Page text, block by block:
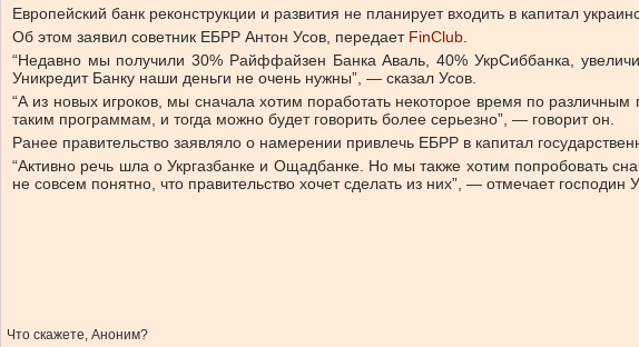
Европейский банк реконструкции и развития не планирует входить в капитал
Об этом заявил советник ЕБРР Антон Усов, передает FinClub
“Недавно мы получили 30% Райффайзен Банка Аваль, 40% УкрСиббанка,
Уникредит Банку наши деньги не очень нужны”, — сказал Усов.
“А из новых игроков, мы сначала хотим поработать некоторое время по
таким программам, и тогда можно будет говорить более серьезно”, — говорит он.
Ранее правительство заявляло о намерении привлечь ЕБРР в капитал
“Активно речь шла о Укргазбанке и Ощадбанке. Но мы также хотим попробовать
не совсем понятно, что правительство хочет сделать из них”, — отмечает господин
Что скажете, Аноним?